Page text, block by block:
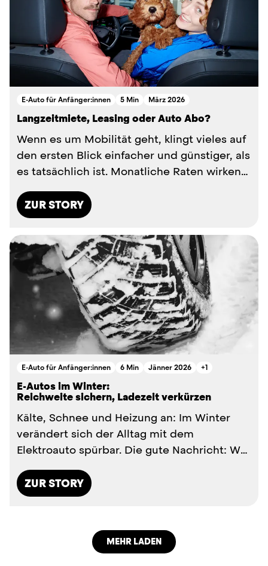
E-Auto für Anfänger:innen 5 Min März 2026
Langzeitmiete, Leasing oder Auto Abo?
Wenn es um Mobilität geht, klingt vieles auf
den ersten Blick einfacher und günstiger, als
es tatsächlich ist. Monatliche Raten wirken
ZUR STORY
E-Auto für Anfänger:innen 6 Min Jänner 2026 +1
E-Autos im Winter:
Reichweite sichern, Ladezeit verkürzen
Kälte, Schnee und Heizung an: Im Winter
verändert sich der Alltag mit dem
Elektroauto spürbar. Die gute Nachricht: Wer
ZUR STORY
MEHR LADEN